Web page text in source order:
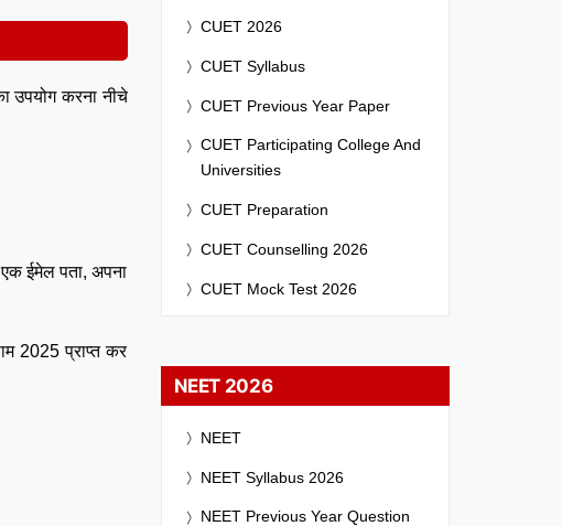
उपयोग करना नीचे
ईमेल पता, अपना
2025 प्राप्त कर
CUET 2026
CUET Syllabus
CUET Previous Year Paper
CUET Participating College And
Universities
CUET Preparation
CUET Counselling 2026
CUET Mock Test 2026
NEET 2026
NEET
NEET Syllabus 2026
NEET Previous Year Question